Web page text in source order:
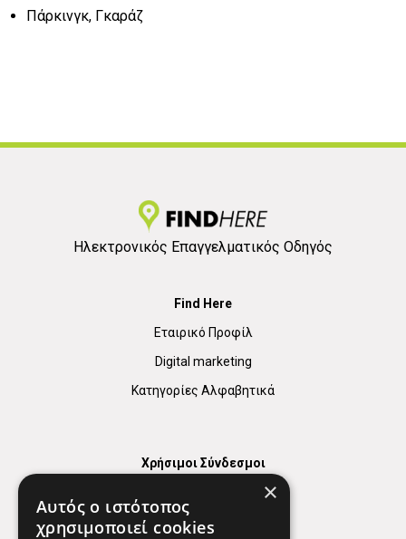
Πάρκινγκ, Γκαράζ
Ηλεκτρονικός Επαγγελματικός Οδηγός
Find Here
Εταιρικό Προφίλ
Digital marketing
Κατηγορίες Αλφαβητικά
Χρήσιμοι Σύνδεσμοι
Χρήσιμα Τηλέφωνα
×
Αυτός ο ιστότοπος
χρησιμοποιεί cookies